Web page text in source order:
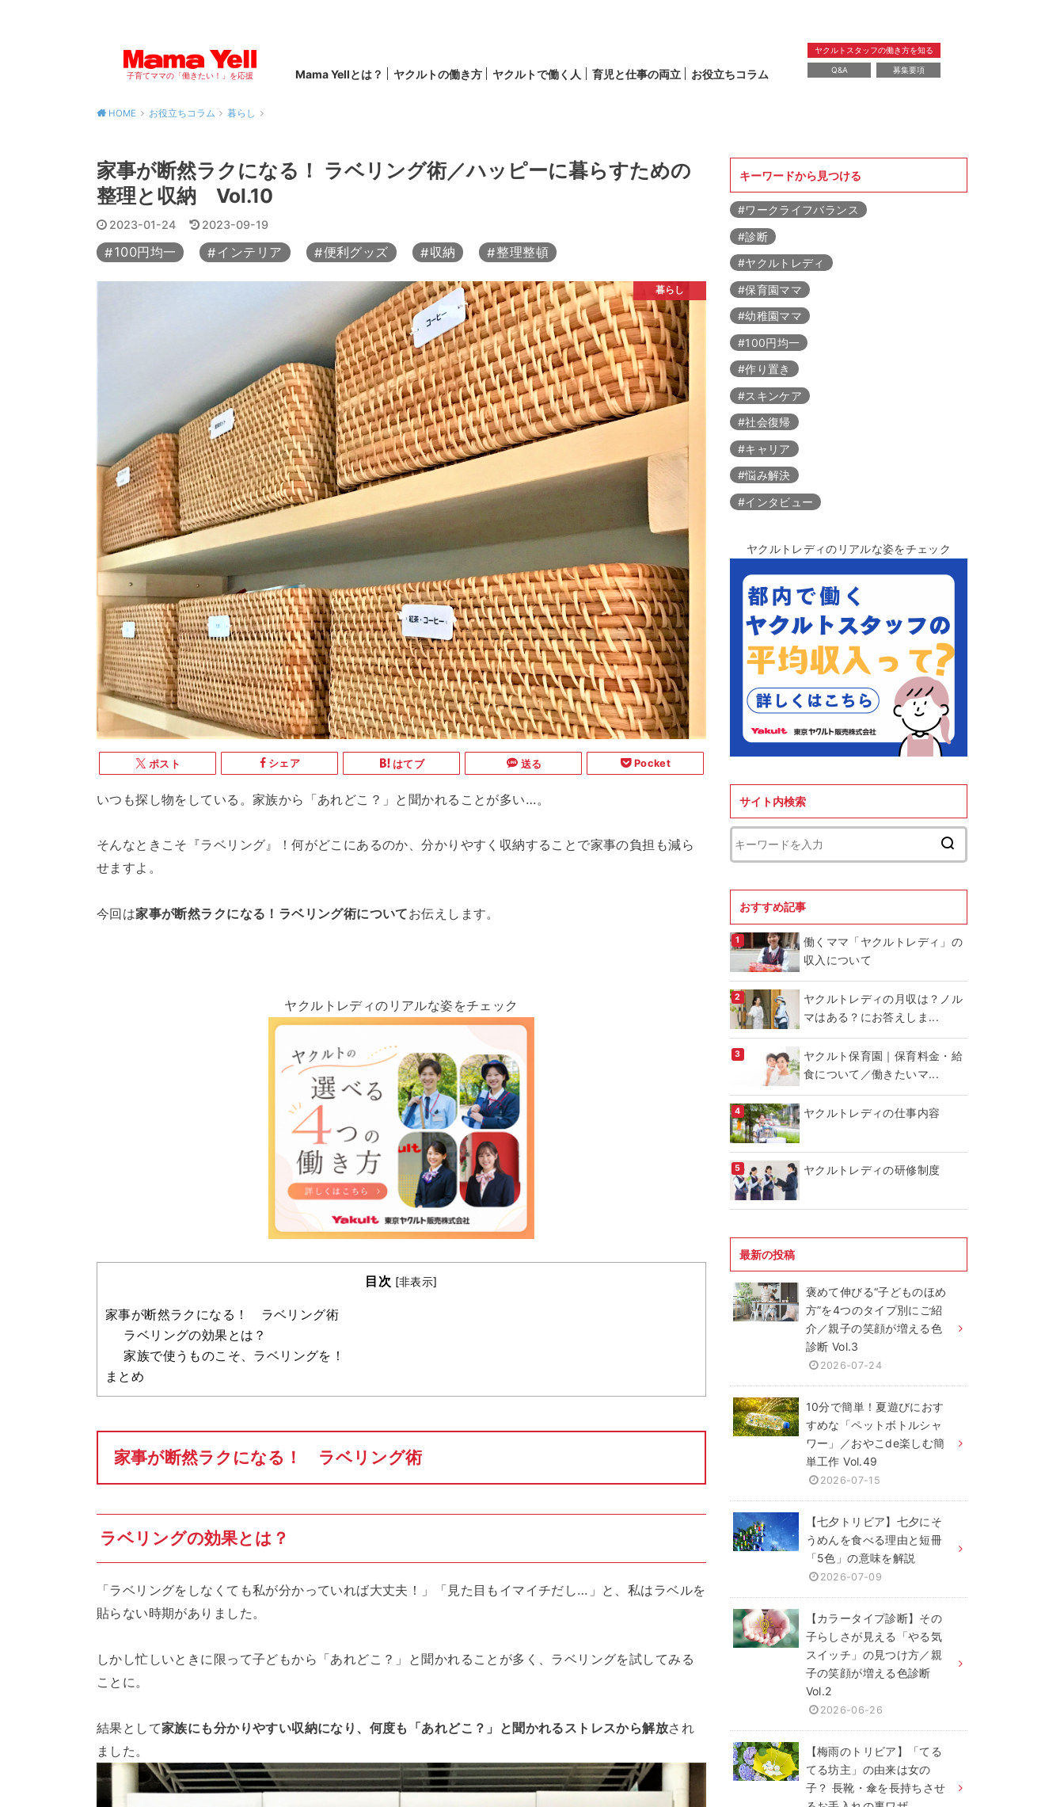
子育てママの「働きたい！」を応援 Mama Yellとは？ ヤクルトの働き方 ヤクルトで働く人 育児と仕事の両立 お役立ちコラム
ヤクルトスタッフの働き方を知る
Q&A 募集要項
HOME お役立ちコラム 暮らし
家事が断然ラクになる！ ラベリング術／ハッピーに暮らすための
整理と収納 Vol.10
2023-01-24 2023-09-19
100円均一 インテリア 便利グッズ 収納 整理整頓
暮らし
ポスト シェア はてブ 送る Pocket
いつも探し物をしている。家族から「あれどこ？」と聞かれることが多い…。
そんなときこそ『ラベリング』！何がどこにあるのか、分かりやすく収納することで家事の負担も減ら
せますよ。
今回は家事が断然ラクになる！ラベリング術についてお伝えします。
ヤクルトレディのリアルな姿をチェック
目次 [非表示]
家事が断然ラクになる！ ラベリング術
ラベリングの効果とは？
家族で使うものこそ、ラベリングを！
まとめ
家事が断然ラクになる！ ラベリング術
ラベリングの効果とは？
「ラベリングをしなくても私が分かっていれば大丈夫！」「見た目もイマイチだし…」と、私はラベルを
貼らない時期がありました。
しかし忙しいときに限って子どもから「あれどこ？」と聞かれることが多く、ラベリングを試してみる
ことに。
結果として家族にも分かりやすい収納になり、何度も「あれどこ？」と聞かれるストレスから解放され
ました。
キーワードから見つける
#ワークライフバランス
#診断
#ヤクルトレディ
#保育園ママ
#幼稚園ママ
#100円均一
#作り置き
#スキンケア
#社会復帰
#キャリア
#悩み解決
#インタビュー
ヤクルトレディのリアルな姿をチェック
サイト内検索
おすすめ記事
働くママ「ヤクルトレディ」の
収入について
ヤクルトレディの月収は？ノル
マはある？にお答えしま...
ヤクルト保育園｜保育料金・給
食について／働きたいマ...
ヤクルトレディの仕事内容
ヤクルトレディの研修制度
最新の投稿
褒めて伸びる“子どものほめ
方”を4つのタイプ別にご紹
介／親子の笑顔が増える色
診断 Vol.3
2026-07-24
10分で簡単！夏遊びにおす
すめな「ペットボトルシャ
ワー」／おやこde楽しむ簡
単工作 Vol.49
2026-07-15
【七夕トリビア】七夕にそ
うめんを食べる理由と短冊
「5色」の意味を解説
2026-07-09
【カラータイプ診断】その
子らしさが見える「やる気
スイッチ」の見つけ方／親
子の笑顔が増える色診断
Vol.2
2026-06-26
【梅雨のトリビア】「てる
てる坊主」の由来は女の
子？ 長靴・傘を長持ちさせ